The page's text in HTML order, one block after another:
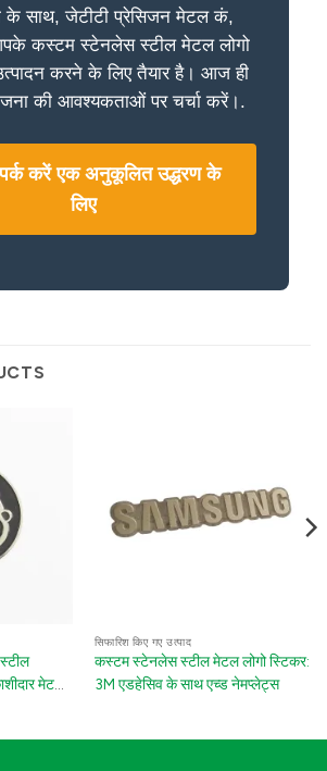
के साथ, जेटीटी प्रेसिजन मेटल कं,
कस्टम स्टेनलेस स्टील मेटल लोगो
करने के लिए तैयार है। आज ही
की आवश्यकताओं पर चर्चा करें।.
करें एक अनुकूलित उद्धरण के
लिए
मेटल
सिफारिश किए गए उत्पाद
कस्टम स्टेनलेस स्टील मेटल लोगो स्टिकर:
3M एडहेसिव के साथ एच्ड नेमप्लेट्स